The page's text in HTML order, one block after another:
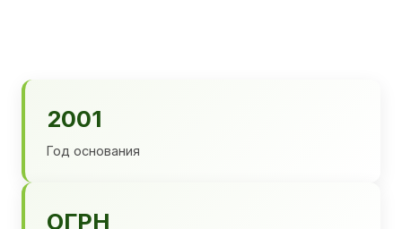
2001
Год основания
ОГРН